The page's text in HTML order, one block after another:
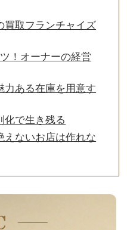
買取フランチャイズ
！オーナーの経営
力ある在庫を用意す
化で生き残る
えないお店は作れな